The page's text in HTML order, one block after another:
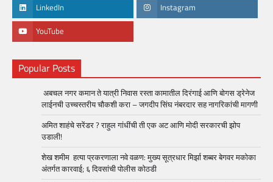
LinkedIn Instagram
YouTube
Popular Posts
अबचल नगर कमान ते यात्री निवास रस्ता कामातील दिरंगाई आणि बोगस ड्रेनेज
लाईनची उच्चस्तरीय चौकशी करा – जगदीप सिंघ नंबरदार सह नागरिकांची मागणी
अमित शाहंचे सरेंडर ? राहुल गांधींची ती एक अट आणि मोदी सरकारची झोप
उडाली!
शेख शमीम हत्या प्रकरणाला नवे वळण: मुख्य सूत्रधार मिर्झा शब्बर बेगवर मकोका
अंतर्गत कारवाई; ६ दिवसांची पोलीस कोठडी